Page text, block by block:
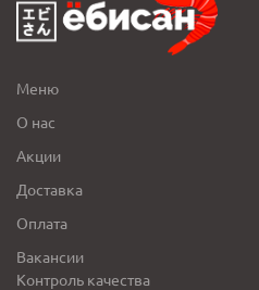
Меню
О нас
Акции
Доставка
Оплата
Вакансии
Контроль качества